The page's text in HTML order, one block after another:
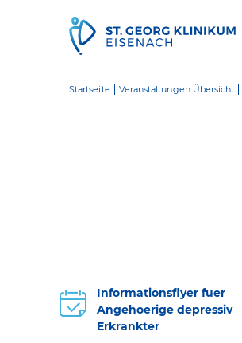
Startseite Veranstaltungen Übersicht
Informationsflyer fuer
Angehoerige depressiv
Erkrankter